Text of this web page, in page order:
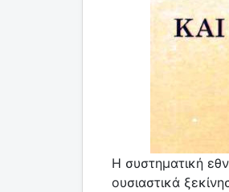
Η συστηματική
ουσιαστικά